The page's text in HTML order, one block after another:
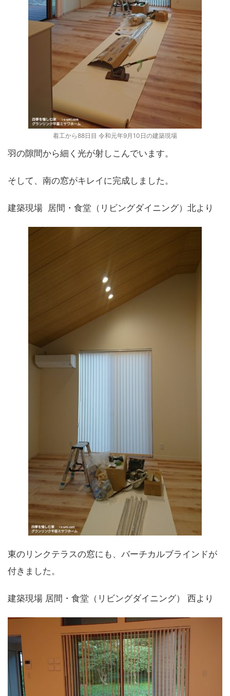
着工から88日目 令和元年9月10日の建築現場
羽の隙間から細く光が射しこんでいます。
そして、南の窓がキレイに完成しました。
建築現場 居間・食堂（リビングダイニング）北より
東のリンクテラスの窓にも、バーチカルブラインドが
付きました。
建築現場 居間・食堂（リビングダイニング） 西より